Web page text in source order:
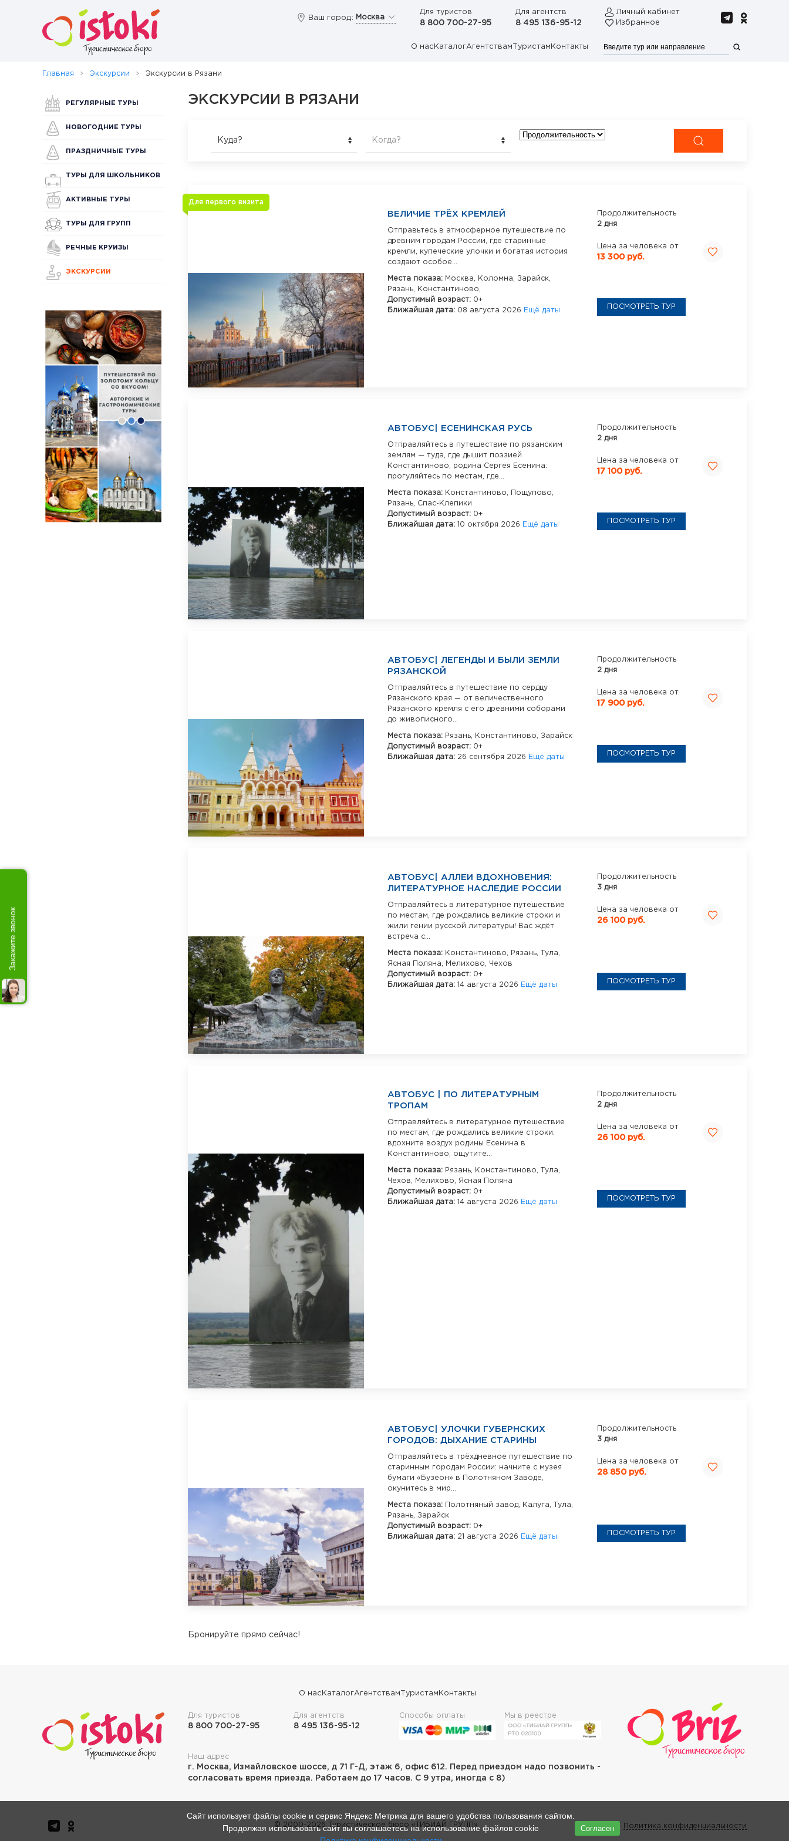
Ваш город: Москва
Для туристов
8 800 700-27-95
Для агентств
8 495 136-95-12
Личный кабинет
Избранное
О нас КаталогАгентствам Туристам Контакты
Главная Экскурсии Экскурсии в Рязани
ЭКСКУРСИИ В РЯЗАНИ
Куда? Когда?
Для первого визита
ВЕЛИЧИЕ ТРЁХ КРЕМЛЕЙ
Отправьтесь в атмосферное путешествие по
древним городам России, где старинные
кремли, купеческие улочки и богатая история
создают особое...
Места показа: Москва, Коломна, Зарайск,
Рязань,
Константиново,
Допустимый возраст: 0+
Ближайшая дата: 08 августа 2026 Ещё даты
Продолжительность
2 дня
Цена за человека от
13 300 руб.
ПОСМОТРЕТЬ ТУР
АВТОБУС| ЕСЕНИНСКАЯ РУСЬ
Отправляйтесь в путешествие по рязанским
землям — туда, где дышит поэзией
Константиново, родина Сергея Есенина:
прогуляйтесь по местам, где...
Места показа: Константиново,
Пощупово,
Рязань, Спас-Клепики
Допустимый возраст: 0+
Ближайшая дата: 10 октября 2026 Ещё даты
Продолжительность
2 дня
Цена за человека от
17 100 руб.
ПОСМОТРЕТЬ ТУР
АВТОБУС| ЛЕГЕНДЫ И БЫЛИ ЗЕМЛИ
РЯЗАНСКОЙ
Отправляйтесь в путешествие по сердцу
Рязанского края — от величественного
Рязанского кремля с его древними соборами
до живописного...
Места показа: Рязань, Константиново, Зарайск
Допустимый возраст: 0+
Ближайшая дата: 26 сентября 2026 Ещё даты
Продолжительность
2 дня
Цена за человека от
17 900 руб.
ПОСМОТРЕТЬ ТУР
АВТОБУС| АЛЛЕИ ВДОХНОВЕНИЯ:
ЛИТЕРАТУРНОЕ НАСЛЕДИЕ РОССИИ
Отправляйтесь в литературное путешествие
по местам, где рождались великие строки и
жили гении русской литературы! Вас ждёт
встреча с...
Места показа: Константиново, Рязань,
Тула,
Ясная Поляна,
Мелихово, Чехов
Допустимый возраст: 0+
Ближайшая дата: 14 августа 2026 Ещё даты
Продолжительность
3 дня
Цена за человека от
26 100 руб.
ПОСМОТРЕТЬ ТУР
АВТОБУС | ПО ЛИТЕРАТУРНЫМ
ТРОПАМ
Отправляйтесь в литературное путешествие
по местам, где рождались великие строки:
вдохните воздух родины Есенина в
Константиново, ощутите...
Места показа: Рязань, Константиново,
Тула,
Чехов,
Мелихово, Ясная Поляна
Допустимый возраст: 0+
Ближайшая дата: 14 августа 2026 Ещё даты
Продолжительность
2 дня
Цена за человека от
26 100 руб.
ПОСМОТРЕТЬ ТУР
АВТОБУС| УЛОЧКИ ГУБЕРНСКИХ
ГОРОДОВ: ДЫХАНИЕ СТАРИНЫ
Отправляйтесь в трёхдневное путешествие по
старинным городам России: начните с музея
бумаги «Бузеон» в Полотняном Заводе,
окунитесь в мир...
Места показа: Полотняный завод, Калуга,
Тула,
Рязань, Зарайск
Допустимый возраст: 0+
Ближайшая дата: 21 августа 2026 Ещё даты
Продолжительность
3 дня
Цена за человека от
28 850 руб.
ПОСМОТРЕТЬ ТУР
Бронируйте прямо сейчас!
РЕГУЛЯРНЫЕ ТУРЫ
НОВОГОДНИЕ ТУРЫ
ПРАЗДНИЧНЫЕ ТУРЫ
ТУРЫ ДЛЯ ШКОЛЬНИКОВ
АКТИВНЫЕ ТУРЫ
ТУРЫ ДЛЯ ГРУПП
РЕЧНЫЕ КРУИЗЫ
ЭКСКУРСИИ
О нас КаталогАгентствам Туристам Контакты
Для туристов
8 800 700-27-95
Для агентств
8 495 136-95-12
Способы оплаты Мы в реестре
Наш адрес
г. Москва, Измайловское шоссе, д 71 Г-Д, этаж 6, офис 612. Перед приездом надо позвонить -
согласовать время приезда. Работаем до 17 часов. С 9 утра, иногда с 8)
© 2000-2026 Туристическое бюро «ТИБИАЙ ГРУПП» Политика конфиденциальности
Сайт использует файлы cookie и сервис Яндекс Метрика для вашего удобства пользования сайтом.
Продолжая использовать сайт вы соглашаетесь на использование файлов cookie
Согласен
Закажите звонок